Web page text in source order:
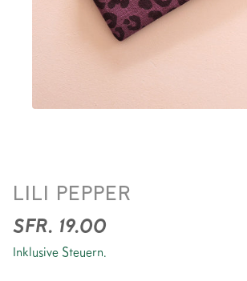
BLOCKPRINT
*LEO PURPLE
LILI PEPPER
SFR. 19.00
Inklusive Steuern.